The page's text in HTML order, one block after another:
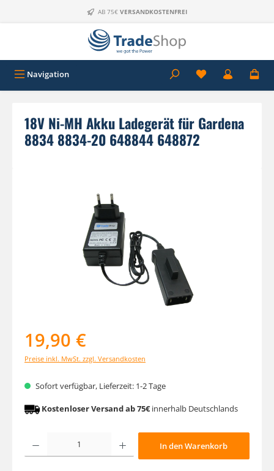
Zum Hauptinhalt springenAB 75€ VERSANDKOSTENFREI
Navigation
18V Ni-MH Akku Ladegerät für Gardena
8834 8834-20 648844 648872
19,90 €
Preise inkl. MwSt. zzgl. Versandkosten
Sofort verfügbar, Lieferzeit: 1-2 Tage
Kostenloser Versand ab 75€innerhalb Deutschlands
Produkt Anzahl: Gib den gewünschten Wert ein oder benutze die
In den Warenkorb